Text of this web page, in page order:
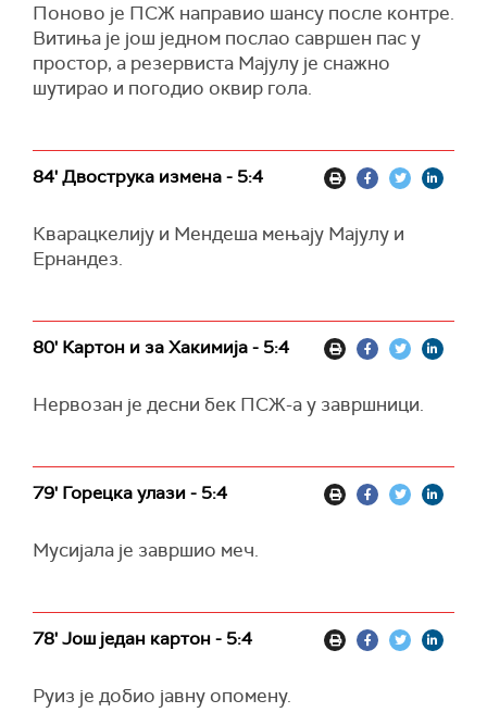
Поново је ПСЖ направио шансу после контре.
Витиња је још једном послао савршен пас у
простор, а резервиста Мајулу је снажно
шутирао и погодио оквир гола.
84' Двострука измена - 5:4
Кварацкелију и Мендеша мењају Мајулу и
Ернандез.
80' Картон и за Хакимија - 5:4
Нервозан је десни бек ПСЖ-а у завршници.
79' Горецка улази - 5:4
Мусијала је завршио меч.
78' Још један картон - 5:4
Руиз је добио јавну опомену.